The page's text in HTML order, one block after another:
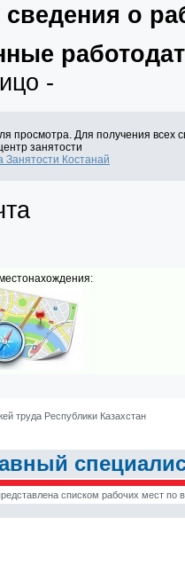
о
-
просмотра. Для получения всех
занятости
Костанай
труда Республики Казахстан
списком рабочих мест по